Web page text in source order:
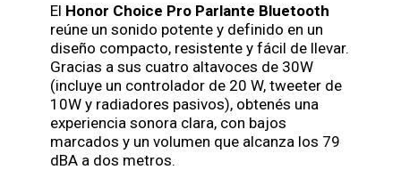
El Honor Choice Pro Parlante Bluetooth
reúne un sonido potente y definido en un
diseño compacto, resistente y fácil de llevar.
Gracias a sus cuatro altavoces de 30W
(incluye un controlador de 20 W, tweeter de
10W y radiadores pasivos), obtenés una
experiencia sonora clara, con bajos
marcados y un volumen que alcanza los 79
dBA a dos metros.